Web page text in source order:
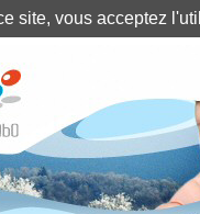
site, vous acceptez